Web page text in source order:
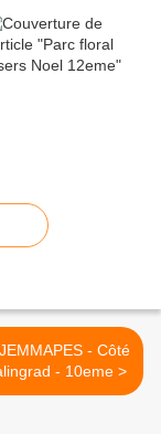
- Côté
Place Stalingrad - 10eme >